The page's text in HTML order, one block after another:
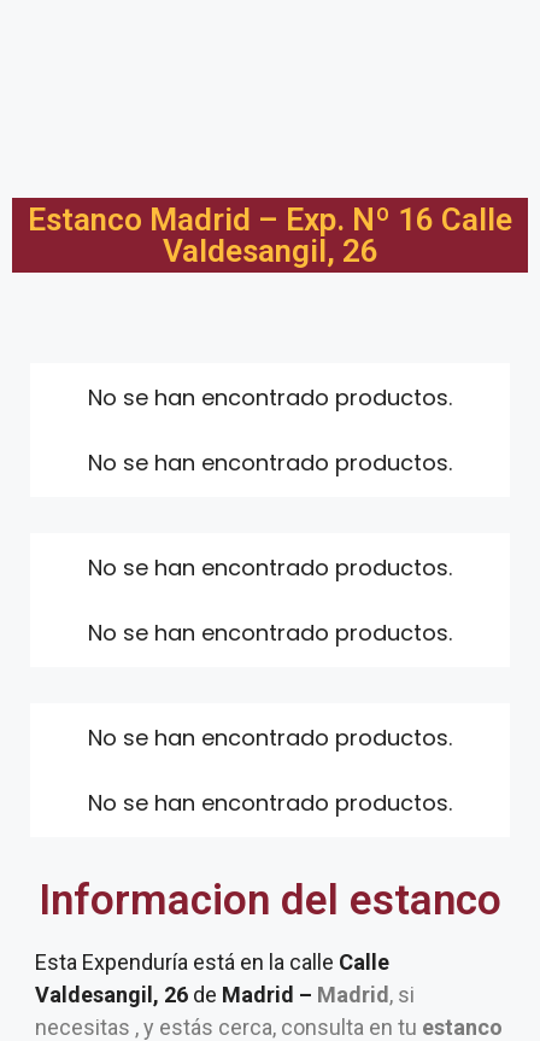
Estanco Madrid – Exp. Nº 16 Calle
Valdesangil, 26
No se han encontrado productos.
No se han encontrado productos.
No se han encontrado productos.
No se han encontrado productos.
No se han encontrado productos.
No se han encontrado productos.
Informacion del estanco
Esta Expenduría está en la calle Calle
Valdesangil, 26 de Madrid – Madrid , si
necesitas , y estás cerca, consulta en tu estanco